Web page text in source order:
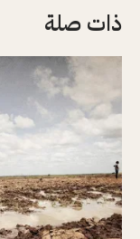
ذات صلة